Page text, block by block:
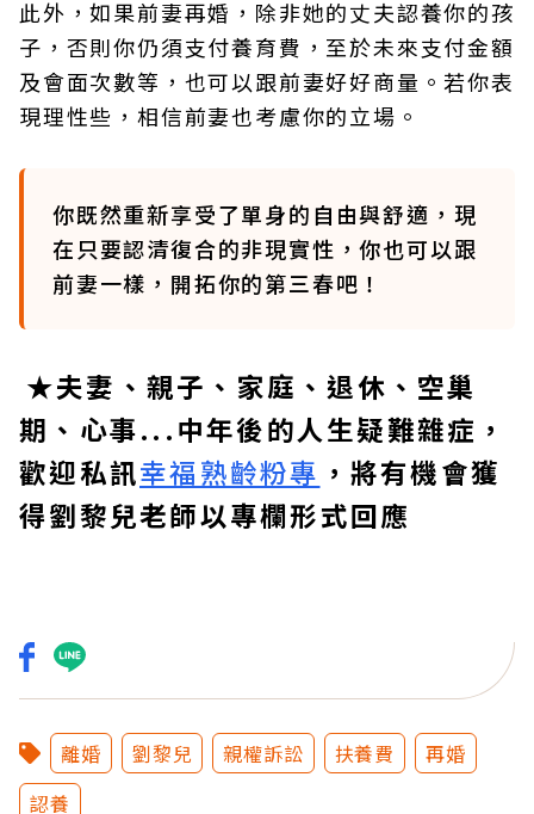
此外，如果前妻再婚，除非她的丈夫認養你的孩
子，否則你仍須支付養育費，至於未來支付金額
及會面次數等，也可以跟前妻好好商量。若你表
現理性些，相信前妻也考慮你的立場。
你既然重新享受了單身的自由與舒適，現
在只要認清復合的非現實性，你也可以跟
前妻一樣，開拓你的第三春吧！
★夫妻、親子、家庭、退休、空巢
期、心事...中年後的人生疑難雜症，
歡迎私訊幸福熟齡粉專 ，將有機會獲
得劉黎兒老師以專欄形式回應
離婚 劉黎兒 親權訴訟 扶養費
再婚
認養